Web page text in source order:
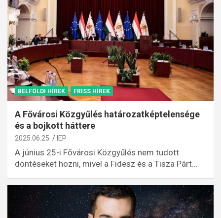
BELFÖLDI HÍREK FRISS HÍREK
A Fővárosi Közgyűlés határozatképtelensége
és a bojkott háttere
2025.06.25. IEP
A június 25-i Fővárosi Közgyűlés nem tudott
döntéseket hozni, mivel a Fidesz és a Tisza Párt…